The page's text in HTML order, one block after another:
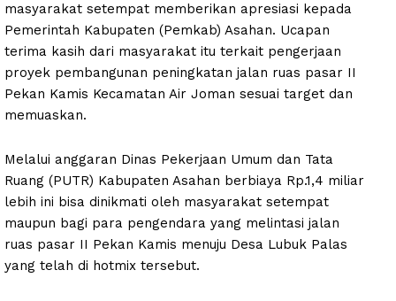
masyarakat setempat memberikan apresiasi kepada
Pemerintah Kabupaten (Pemkab) Asahan. Ucapan
terima kasih dari masyarakat itu terkait pengerjaan
proyek pembangunan peningkatan jalan ruas pasar II
Pekan Kamis Kecamatan Air Joman sesuai target dan
memuaskan.
Melalui anggaran Dinas Pekerjaan Umum dan Tata
Ruang (PUTR) Kabupaten Asahan berbiaya Rp.1,4 miliar
lebih ini bisa dinikmati oleh masyarakat setempat
maupun bagi para pengendara yang melintasi jalan
ruas pasar II Pekan Kamis menuju Desa Lubuk Palas
yang telah di hotmix tersebut.